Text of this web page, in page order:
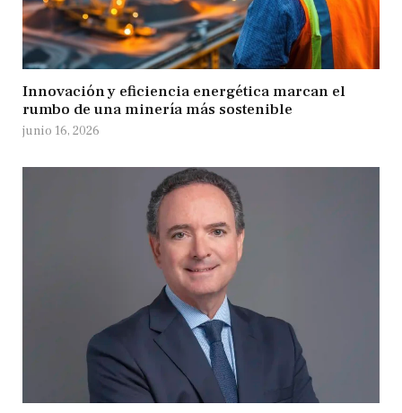
Innovación y eficiencia energética marcan el
rumbo de una minería más sostenible
junio 16, 2026